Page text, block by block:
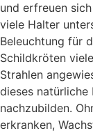
und erfreuen
viele Halter
Beleuchtung für
Schildkröten
Strahlen
dieses natürliche
nachzubilden.
erkranken,